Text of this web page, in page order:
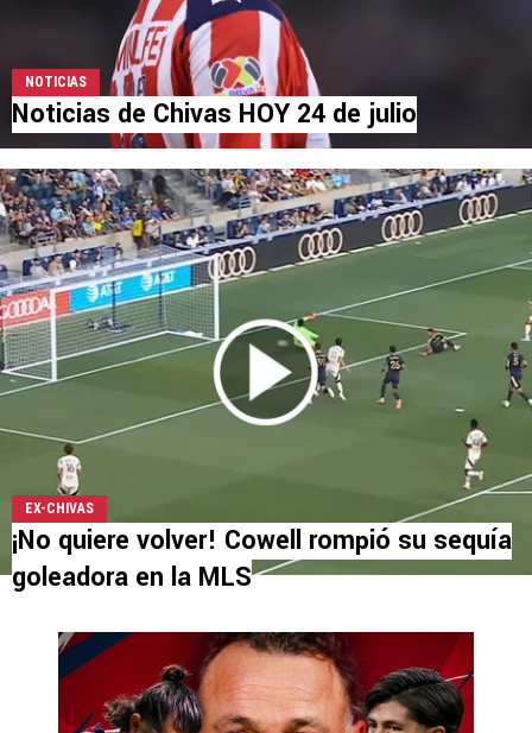
NOTICIAS
Noticias de Chivas HOY 24 de julio
EX-CHIVAS
¡No quiere volver! Cowell rompió su sequía
goleadora en la MLS